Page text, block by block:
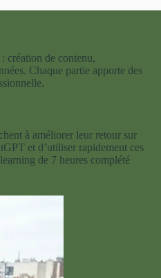
création de contenu,
Chaque partie apporte des
à améliorer leur retour sur
et d’utiliser rapidement ces
de 7 heures complété